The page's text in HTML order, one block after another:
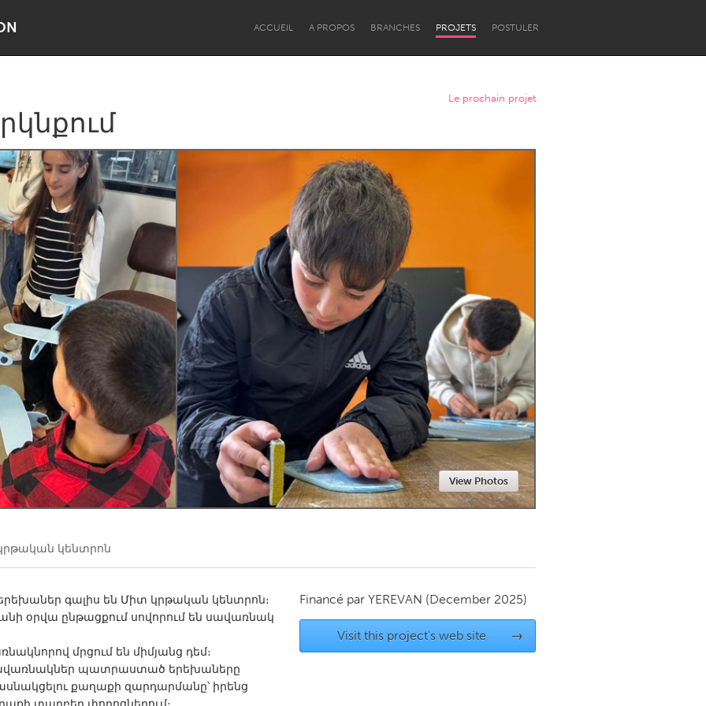
ACCUEIL A PROPOS BRANCHES PROJETS POSTULER
Dragon Dreaming
Lake Mac Lower Hunter
Newcastle
Kitchener-Waterloo
Newmarket
Toronto
Le prochain projet
View Photos
կենտրոն
երեխաներ գալիս են Միտ կրթական կենտրոն։
օրվա ընթացքում սովորում են սավառնակ
մրցում են միմյանց դեմ։
պատրաստած երեխաները
քաղաքի զարդարմանը՝ իրենց
Financé par YEREVAN (December 2025)
Visit this project's web site →